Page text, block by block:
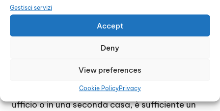
Gestisci servizi
Accept
Deny
View preferences
Cookie PolicyPrivacy
adeguate alle effettive necessità, tenendo
energia elettrica per due persone si aggira
intorno ai 60 litri al giorno.
Per una famiglia di 4 / 5 persona, che utilizzino
quotidianamente acqua calda, si consiglia di
nel caso di un uso occasionale, ad esempio in un
ufficio o in una seconda casa, è sufficiente un